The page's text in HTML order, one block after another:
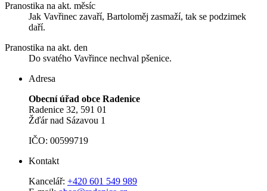
Pranostika na akt. měsíc
Jak Vavřinec zavaří, Bartoloměj zasmaží, tak se podzimek
daří.
Pranostika na akt. den
Do svatého Vavřince nechval pšenice.
Adresa
Obecní úřad obce Radenice
Radenice 32, 591 01
Žďár nad Sázavou 1
IČO: 00599719
Kontakt
Kancelář: +420 601 549 989